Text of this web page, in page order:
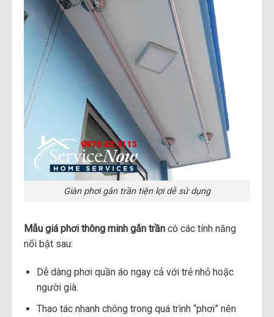
Giàn phơi gắn trần tiện lợi dễ sử dụng
Mẫu giá phơi thông minh gắn trầncó các tính năng
nổi bật sau:
Dễ dàng phơi quần áo ngay cả với trẻ nhỏ hoặc
người già.
Thao tác nhanh chóng trong quá trình “phơi” nên